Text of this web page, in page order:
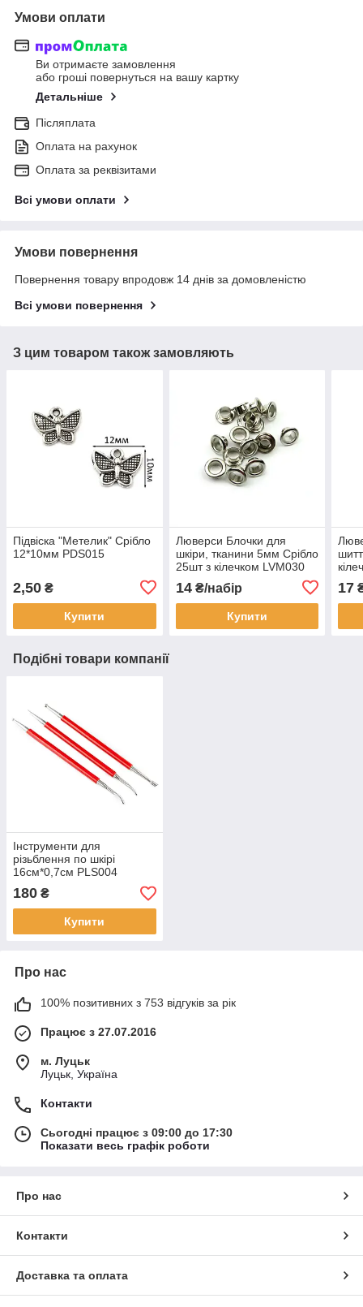
Умови оплати
Ви отримаєте замовлення
або гроші повернуться на вашу картку
Детальніше
Післяплата
Оплата на рахунок
Оплата за реквізитами
Всі умови оплати
Умови повернення
Повернення товару впродовж 14 днів за домовленістю
Всі умови повернення
З цим товаром також замовляють
Підвіска "Метелик" Срібло
12*10мм PDS015
2,50 ₴
Купити
Люверси Блочки для
шкіри, тканини 5мм Срібло
25шт з кілечком LVM030
14₴/набір
Купити
17
Подібні товари компанії
Інструменти для
різьблення по шкірі
16см*0,7см PLS004
180 ₴
Купити
Про нас
100% позитивних з 753 відгуків за рік
Працює з 27.07.2016
м. Луцьк
Луцьк, Україна
Контакти
Сьогодні працює з 09:00 до 17:30
Показати весь графік роботи
Про нас
Контакти
Доставка та оплата